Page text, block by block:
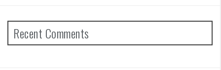
Recent Comments